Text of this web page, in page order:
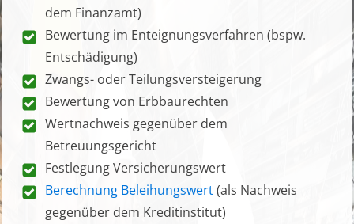
dem Finanzamt)
Bewertung im Enteignungsverfahren (bspw.
Entschädigung)
Zwangs- oder Teilungsversteigerung
Bewertung von Erbbaurechten
Wertnachweis gegenüber dem
Betreuungsgericht
Festlegung Versicherungswert
Berechnung Beleihungswert(als Nachweis
gegenüber dem Kreditinstitut)